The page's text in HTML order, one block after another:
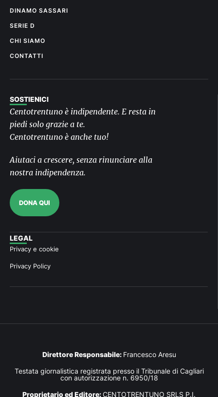
DINAMO SASSARI
SERIE D
CHI SIAMO
CONTATTI
SOSTIENICI
Centotrentuno è indipendente. E resta in
piedi solo grazie a te.
Centotrentuno è anche tuo!
Aiutaci a crescere, senza rinunciare alla
nostra indipendenza.
DONA QUI
LEGAL
Privacy e cookie
Privacy Policy
Direttore Responsabile: Francesco Aresu
Testata giornalistica registrata presso il Tribunale di Cagliari
con autorizzazione n. 6950/18
Proprietario ed Editore:CENTOTRENTUNO SRLS P.I.